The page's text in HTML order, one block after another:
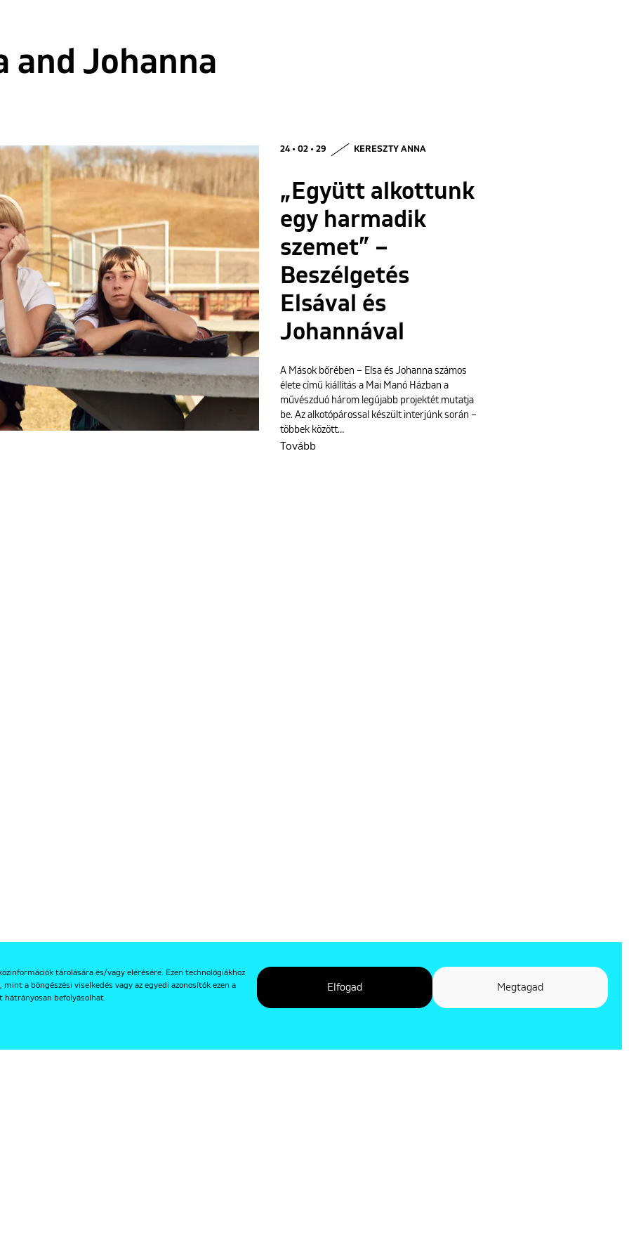
tárolására és/vagy elérésére. Ezen technológiákhoz
a böngészési viselkedés vagy az egyedi azonosítók ezen a
hátrányosan befolyásolhat.
Elfogad Megtagad
and Johanna
24 • 02 • 29 KERESZTY ANNA
„Együtt alkottunk
egy harmadik
szemet” –
Beszélgetés
Elsával és
Johannával
A Mások bőrében – Elsa és Johanna számos
élete című kiállítás a Mai Manó Házban a
művészduó három legújabb projektét mutatja
be. Az alkotópárossal készült interjúnk során –
többek között…
Tovább